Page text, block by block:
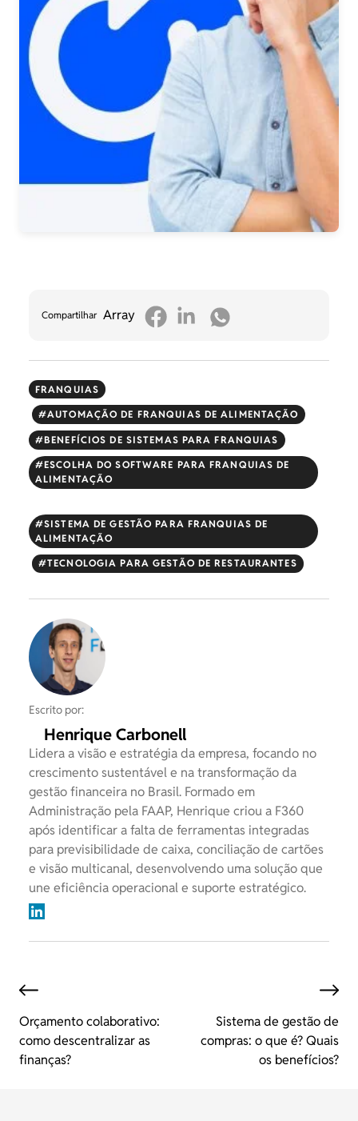
Compartilhar Array
FRANQUIAS
AUTOMAÇÃO DE FRANQUIAS DE ALIMENTAÇÃO
BENEFÍCIOS DE SISTEMAS PARA FRANQUIAS
ESCOLHA DO SOFTWARE PARA FRANQUIAS DE
ALIMENTAÇÃO
SISTEMA DE GESTÃO PARA FRANQUIAS DE
ALIMENTAÇÃO
TECNOLOGIA PARA GESTÃO DE RESTAURANTES
Escrito por:
Henrique Carbonell
Lidera a visão e estratégia da empresa, focando no
crescimento sustentável e na transformação da
gestão financeira no Brasil. Formado em
Administração pela FAAP, Henrique criou a F360
após identificar a falta de ferramentas integradas
para previsibilidade de caixa, conciliação de cartões
e visão multicanal, desenvolvendo uma solução que
une eficiência operacional e suporte estratégico.
Orçamento colaborativo:
como descentralizar as
finanças?
Sistema de gestão de
compras: o que é? Quais
os benefícios?